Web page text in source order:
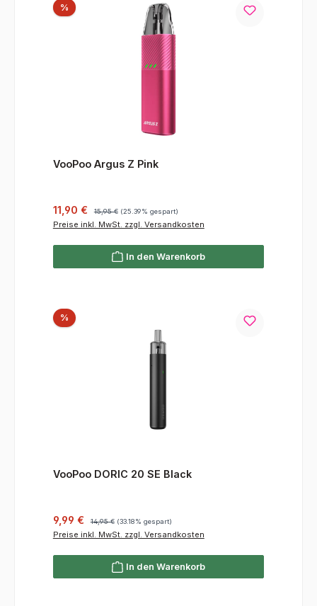
%Rabatt
VooPoo Argus Z Pink
Verkaufspreis:
11,90 € 15,95 € (25.39% gespart)
Preise inkl. MwSt. zzgl. Versandkosten
In den Warenkorb
%Rabatt
VooPoo DORIC 20 SE Black
Verkaufspreis:
9,99 € Regulärer Preis:
14,95 € (33.18% gespart)
Preise inkl. MwSt. zzgl. Versandkosten
In den Warenkorb